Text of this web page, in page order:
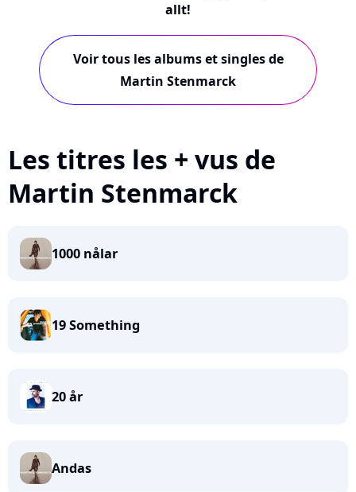
allt!
Voir tous les albums et singles de
Martin Stenmarck
Les titres les + vus de
Martin Stenmarck
1000 nålar
19 Something
20 år
Andas